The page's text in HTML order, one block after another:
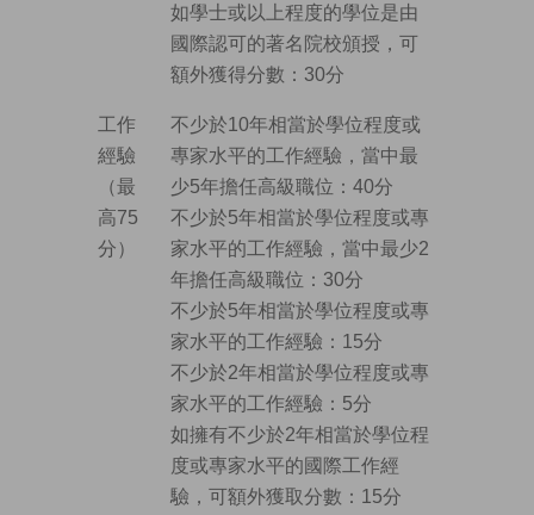
如學士或以上程度的學位是由
國際認可的著名院校頒授，可
額外獲得分數：30分
工作
經驗
（最
高75
分）
不少於10年相當於學位程度或
專家水平的工作經驗，當中最
少5年擔任高級職位：40分
不少於5年相當於學位程度或專
家水平的工作經驗，當中最少2
年擔任高級職位：30分
不少於5年相當於學位程度或專
家水平的工作經驗：15分
不少於2年相當於學位程度或專
家水平的工作經驗：5分
如擁有不少於2年相當於學位程
度或專家水平的國際工作經
驗，可額外獲取分數：15分